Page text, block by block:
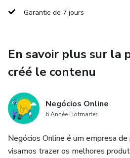
Garantie de 7 jours
En savoir plus sur la
créé le contenu
Negócios Online
6 Année Hotmarter
Negócios Online é um empresa
visamos trazer os melhores